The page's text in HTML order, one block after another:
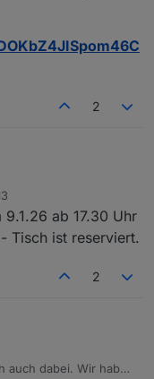
2
ab 17.30 Uhr
Tisch ist reserviert.
2
auch dabei. Wir haben